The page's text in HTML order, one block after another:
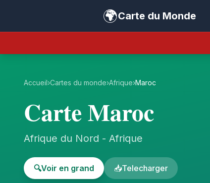
🌍Carte du Monde
Accueil›Cartes du monde›Afrique›Maroc
Carte Maroc
Afrique du Nord - Afrique
🔍Voir en grand 📥Telecharger